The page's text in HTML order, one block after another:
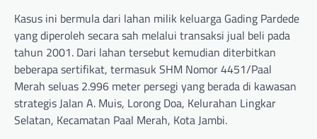
Kasus ini bermula dari lahan milik keluarga Gading Pardede
yang diperoleh secara sah melalui transaksi jual beli pada
tahun 2001. Dari lahan tersebut kemudian diterbitkan
beberapa sertifikat, termasuk SHM Nomor 4451/Paal
Merah seluas 2.996 meter persegi yang berada di kawasan
strategis Jalan A. Muis, Lorong Doa, Kelurahan Lingkar
Selatan, Kecamatan Paal Merah, Kota Jambi.